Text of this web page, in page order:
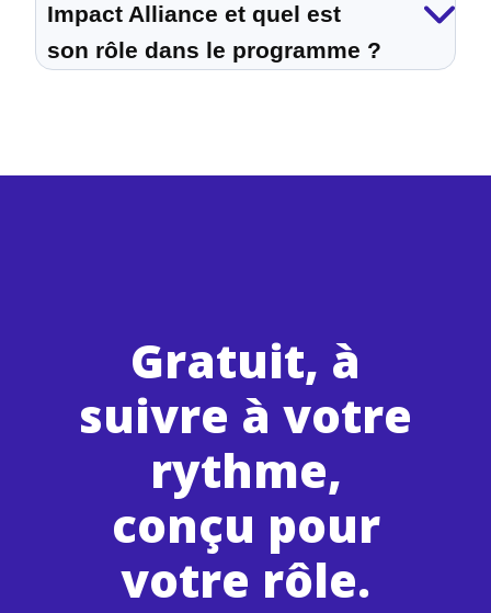
Impact Alliance et quel est
son rôle dans le programme ?
Gratuit, à
suivre à votre
rythme,
conçu pour
votre rôle.